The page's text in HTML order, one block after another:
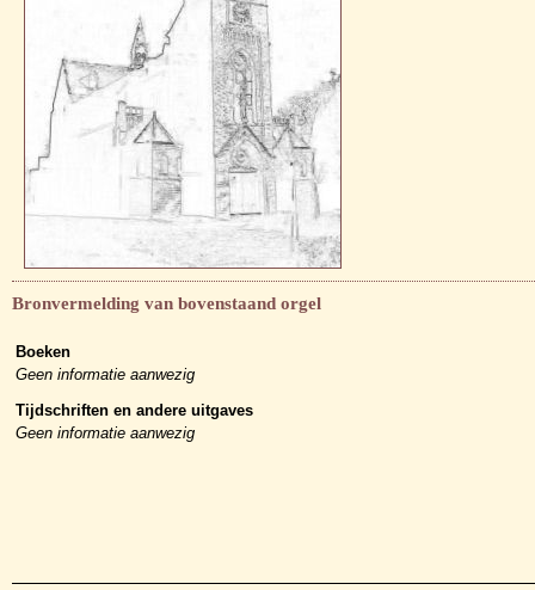
Bronvermelding van bovenstaand orgel
Boeken
Geen informatie aanwezig
Tijdschriften en andere uitgaves
Geen informatie aanwezig